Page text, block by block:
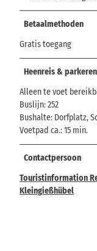
Betaalmethoden
Gratis toegang
Heenreis & parkeren
Alleen te voet
Buslijn: 252
Bushalte: Dorfplatz,
Voetpad ca.: 15 min.
Contactpersoon
Touristinformation
Kleingießhübel